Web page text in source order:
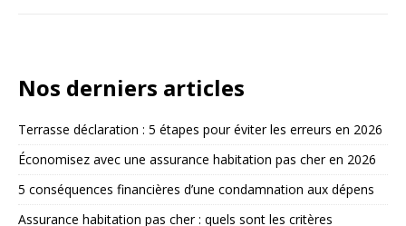
Nos derniers articles
Terrasse déclaration : 5 étapes pour éviter les erreurs en 2026
Économisez avec une assurance habitation pas cher en 2026
5 conséquences financières d’une condamnation aux dépens
Assurance habitation pas cher : quels sont les critères